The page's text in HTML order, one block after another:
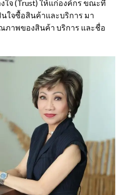
ใจ (Trust) ให้แก่องค์กร ขณะที่
ใจซื้อสินค้าและบริการ มา
ภาพของสินค้า บริการ และชื่อ